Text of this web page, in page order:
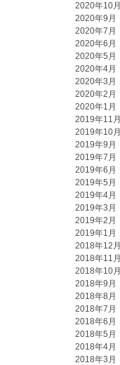
2020年10月
2020年9月
2020年7月
2020年6月
2020年5月
2020年4月
2020年3月
2020年2月
2020年1月
2019年11月
2019年10月
2019年9月
2019年7月
2019年6月
2019年5月
2019年4月
2019年3月
2019年2月
2019年1月
2018年12月
2018年11月
2018年10月
2018年9月
2018年8月
2018年7月
2018年6月
2018年5月
2018年4月
2018年3月